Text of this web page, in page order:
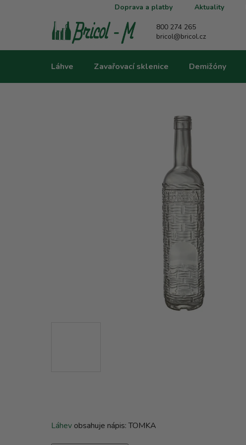
Doprava a platby Aktuality
800 274 265
bricol@bricol.cz
Láhve Zavařovací sklenice Demižóny
Láhev obsahuje nápis: TOMKA